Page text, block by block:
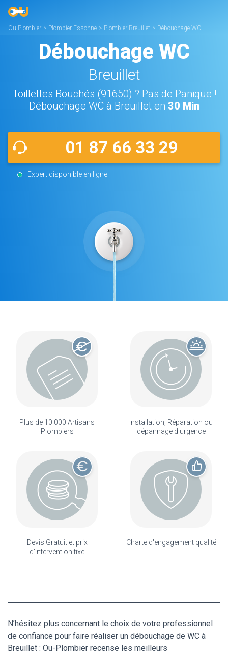
Ou Plombier > Plombier Essonne > Plombier Breuillet > Débouchage WC
Débouchage WC
Breuillet
Toillettes Bouchés (91650) ? Pas de Panique !
Débouchage WC à Breuillet en 30 Min
01 87 66 33 29
Expert disponible en ligne
Plus de 10 000 Artisans
Plombiers
Installation, Réparation ou
dépannage d'urgence
Devis Gratuit et prix
d'intervention fixe
Charte d'engagement qualité
N’hésitez plus concernant le choix de votre professionnel
de confiance pour faire réaliser un débouchage de WC à
Breuillet : Ou-Plombier recense les meilleurs